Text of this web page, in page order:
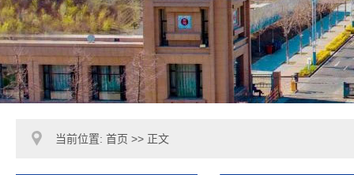
当前位置: 首页 >> 正文